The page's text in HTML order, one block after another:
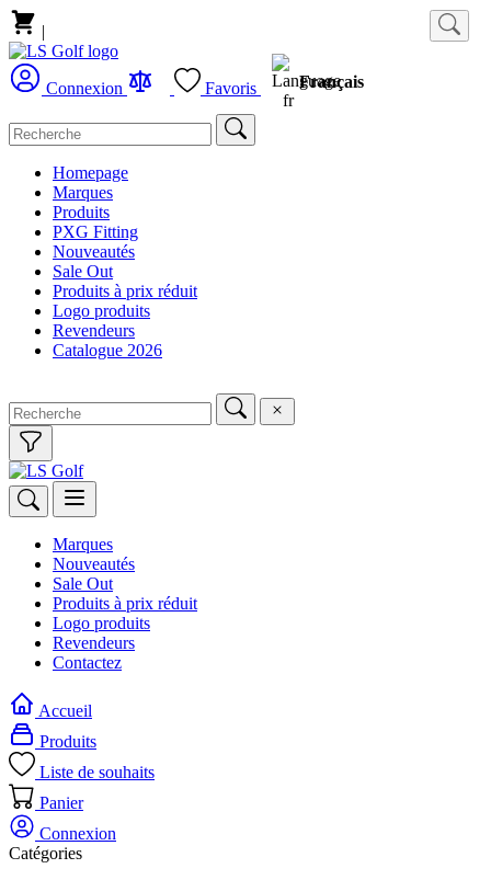
|
Connexion Favoris Français
Homepage
Marques
Produits
PXG Fitting
Nouveautés
Sale Out
Produits à prix réduit
Logo produits
Revendeurs
Catalogue 2026
Marques
Nouveautés
Sale Out
Produits à prix réduit
Logo produits
Revendeurs
Contactez
Accueil
Produits
Liste de souhaits
Panier
Connexion
Catégories